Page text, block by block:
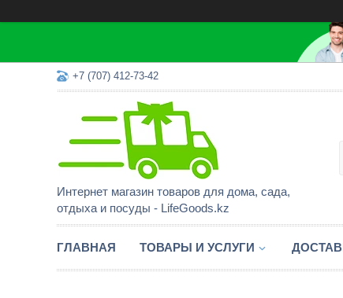
+7 (707) 412-73-42
Интернет магазин товаров для дома, сада,
отдыха и посуды - LifeGoods.kz
ГЛАВНАЯ ТОВАРЫ И УСЛУГИ